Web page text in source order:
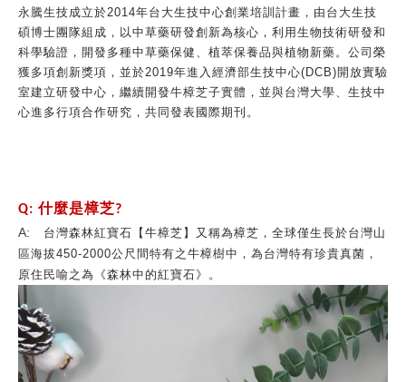
永騰生技成立於2014年台大生技中心創業培訓計畫，由台大生技
碩博士團隊組成，以中草藥研發創新為核心，利用生物技術研發和
科學驗證，開發多種中草藥保健、植萃保養品與植物新藥。公司榮
獲多項創新獎項，並於2019年進入經濟部生技中心(DCB)開放實驗
室建立研發中心，繼續開發牛樟芝子實體，並與台灣大學、生技中
心進多行項合作研究，共同發表國際期刊。
Q: 什麼是樟芝?
A:
台灣森林紅寶石【牛樟芝】又稱為樟芝，全球僅生長於台灣山
區海拔450-2000公尺間特有之牛樟樹中，為台灣特有珍貴真菌，
原住民喻之為《森林中的紅寶石》 。